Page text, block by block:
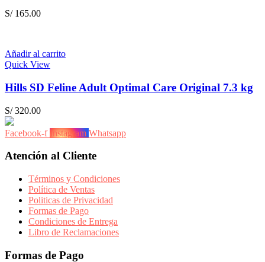
S/165.00
Añadir al carrito
Quick View
Hills SD Feline Adult Optimal Care Original 7.3 kg
S/320.00
Facebook-f Instagram Whatsapp
Atención al Cliente
Términos y Condiciones
Política de Ventas
Politicas de Privacidad
Formas de Pago
Condiciones de Entrega
Libro de Reclamaciones
Formas de Pago